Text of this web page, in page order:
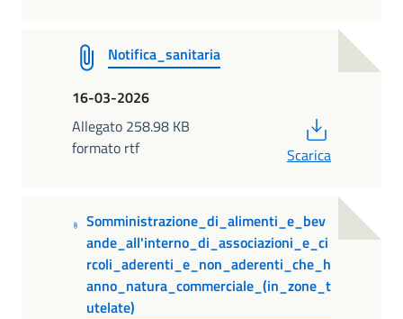
Notifica_sanitaria
16-03-2026
Allegato 258.98 KB
formato rtf
Scarica
Somministrazione_di_alimenti_e_bev
ande_all'interno_di_associazioni_e_ci
rcoli_aderenti_e_non_aderenti_che_h
anno_natura_commerciale_(in_zone_t
utelate)